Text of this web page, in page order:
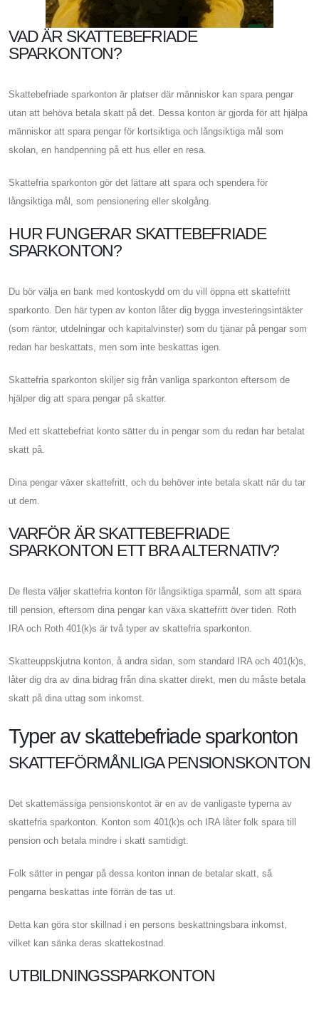
VAD ÄR SKATTEBEFRIADE
SPARKONTON?
Skattebefriade sparkonton är platser där människor kan spara pengar
utan att behöva betala skatt på det. Dessa konton är gjorda för att hjälpa
människor att spara pengar för kortsiktiga och långsiktiga mål som
skolan, en handpenning på ett hus eller en resa.
Skattefria sparkonton gör det lättare att spara och spendera för
långsiktiga mål, som pensionering eller skolgång.
HUR FUNGERAR SKATTEBEFRIADE
SPARKONTON?
Du bör välja en bank med kontoskydd om du vill öppna ett skattefritt
sparkonto. Den här typen av konton låter dig bygga investeringsintäkter
(som räntor, utdelningar och kapitalvinster) som du tjänar på pengar som
redan har beskattats, men som inte beskattas igen.
Skattefria sparkonton skiljer sig från vanliga sparkonton eftersom de
hjälper dig att spara pengar på skatter.
Med ett skattebefriat konto sätter du in pengar som du redan har betalat
skatt på.
Dina pengar växer skattefritt, och du behöver inte betala skatt när du tar
ut dem.
VARFÖR ÄR SKATTEBEFRIADE
SPARKONTON ETT BRA ALTERNATIV?
De flesta väljer skattefria konton för långsiktiga sparmål, som att spara
till pension, eftersom dina pengar kan växa skattefritt över tiden. Roth
IRA och Roth 401(k)s är två typer av skattefria sparkonton.
Skatteuppskjutna konton, å andra sidan, som standard IRA och 401(k)s,
låter dig dra av dina bidrag från dina skatter direkt, men du måste betala
skatt på dina uttag som inkomst.
Typer av skattebefriade sparkonton
SKATTEFÖRMÅNLIGA PENSIONSKONTON
Det skattemässiga pensionskontot är en av de vanligaste typerna av
skattefria sparkonton. Konton som 401(k)s och IRA låter folk spara till
pension och betala mindre i skatt samtidigt.
Folk sätter in pengar på dessa konton innan de betalar skatt, så
pengarna beskattas inte förrän de tas ut.
Detta kan göra stor skillnad i en persons beskattningsbara inkomst,
vilket kan sänka deras skattekostnad.
UTBILDNINGSSPARKONTON